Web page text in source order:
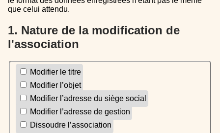
que celui attendu.
1. Nature de la modification de
l'association
Modifier le titre
Modifier l’objet
Modifier l’adresse du siège social
Modifier l’adresse de gestion
Dissoudre l’association